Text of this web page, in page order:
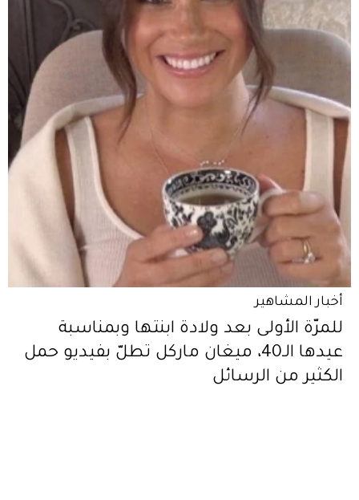
أخبار المشاهير
للمرّة الأولى بعد ولادة ابنتها وبمناسبة
عيدها الـ40، ميغان ماركل تطلّ بفيديو حمل
الكثير من الرسائل